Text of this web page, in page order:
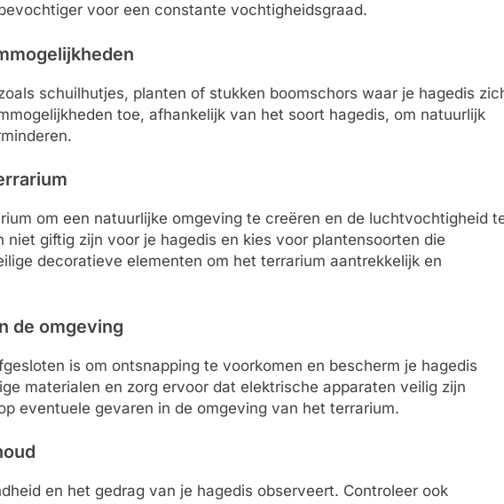
voor een constante vochtigheidsgraad.
schuilhutjes, planten of stukken boomschors waar je hagedis
toe, afhankelijk van het soort hagedis, om natuurlijk
om een natuurlijke omgeving te creëren en de luchtvochtigheid
giftig zijn voor je hagedis en kies voor plantensoorten die
decoratieve elementen om het terrarium aantrekkelijk en
de omgeving
is om ontsnapping te voorkomen en bescherm je hagedis
materialen en zorg ervoor dat elektrische apparaten veilig zijn
eventuele gevaren in de omgeving van het terrarium.
en het gedrag van je hagedis observeert. Controleer ook